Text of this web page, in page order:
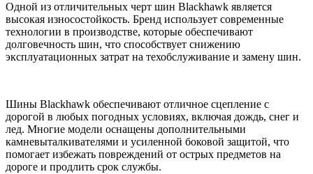
Одной из отличительных черт шин Blackhawk является
высокая износостойкость. Бренд использует современные
технологии в производстве, которые обеспечивают
долговечность шин, что способствует снижению
эксплуатационных затрат на техобслуживание и замену шин.
Шины Blackhawk обеспечивают отличное сцепление с
дорогой в любых погодных условиях, включая дождь, снег и
лед. Многие модели оснащены дополнительными
камневыталкивателями и усиленной боковой защитой, что
помогает избежать повреждений от острых предметов на
дороге и продлить срок службы.